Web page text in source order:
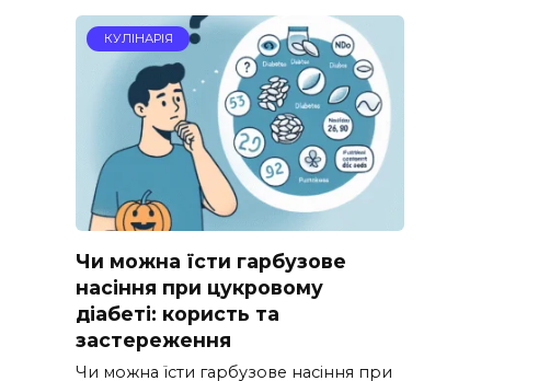
КУЛІНАРІЯ
Чи можна їсти гарбузове
насіння при цукровому
діабеті: користь та
застереження
Чи можна їсти гарбузове насіння при